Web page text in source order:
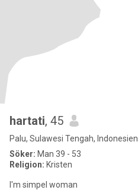
hartati, 45
Palu, Sulawesi Tengah, Indonesien
Söker: Man 39 - 53
Religion: Kristen
I'm simpel woman